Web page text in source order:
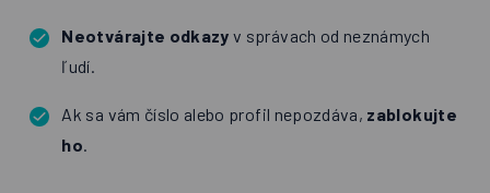
Neotvárajte odkazy v správach od neznámych
ľudí.
Ak sa vám číslo alebo profil nepozdáva, zablokujte
ho.